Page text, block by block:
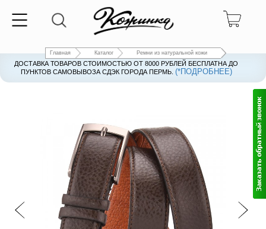
Главная Каталог Ремни из натуральной кожи
ДОСТАВКА ТОВАРОВ СТОИМОСТЬЮ ОТ 8000 РУБЛЕЙ БЕСПЛАТНА ДО
ПУНКТОВ САМОВЫВОЗА СДЭК ГОРОДА ПЕРМЬ. (*ПОДРОБНЕЕ)